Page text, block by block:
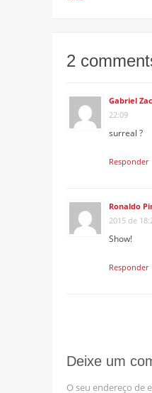
2
Gabriel
22:09
surreal ?
Responder
Ronaldo
2015 de
Show!
Responder
Deixe um
O seu endereço de